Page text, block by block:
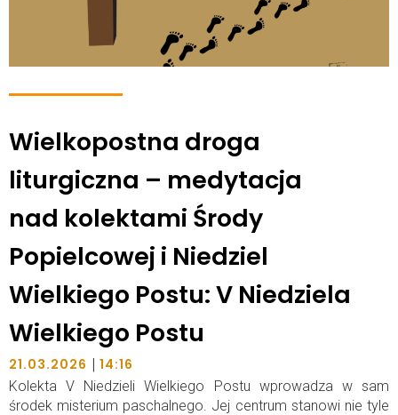
Wielkopostna droga
liturgiczna – medytacja
nad kolektami Środy
Popielcowej i Niedziel
Wielkiego Postu: V Niedziela
Wielkiego Postu
21.03.2026 | 14:16
Kolekta V Niedzieli Wielkiego Postu wprowadza w sam
środek misterium paschalnego. Jej centrum stanowi nie tyle